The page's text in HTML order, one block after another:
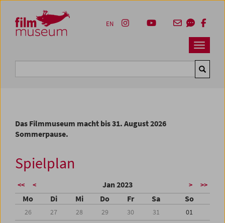
Zum Inhalt
Zum Hauptmenü
Zur Servicenavigation
Zum Suche
Navbar
EN
Das Filmmuseum macht bis 31. August 2026
Sommerpause.
Spielplan
<< < Jan 2023 > >>
Mo Di Mi Do Fr Sa So
26 27 28 29 30 31
01